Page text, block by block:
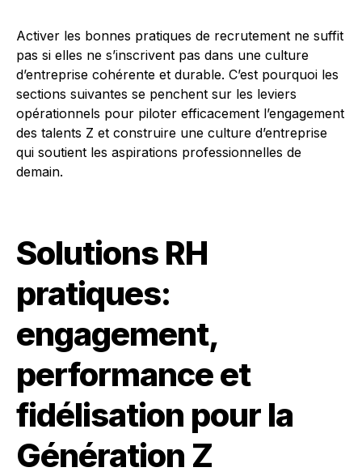
Activer les bonnes pratiques de recrutement ne suffit
pas si elles ne s’inscrivent pas dans une culture
d’entreprise cohérente et durable. C’est pourquoi les
sections suivantes se penchent sur les leviers
opérationnels pour piloter efficacement l’engagement
des talents Z et construire une culture d’entreprise
qui soutient les aspirations professionnelles de
demain.
Solutions RH
pratiques:
engagement,
performance et
fidélisation pour la
Génération Z